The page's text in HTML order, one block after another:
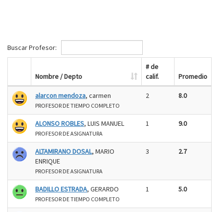
Buscar Profesor:
Nombre / Depto
# de
calif.
Promedio
alarcon mendoza, carmen
PROFESOR DE TIEMPO COMPLETO
2 8.0
ALONSO ROBLES, LUIS MANUEL
PROFESOR DE ASIGNATURA
1 9.0
ALTAMIRANO DOSAL, MARIO
ENRIQUE
PROFESOR DE ASIGNATURA
3 2.7
BADILLO ESTRADA, GERARDO
PROFESOR DE TIEMPO COMPLETO
1 5.0